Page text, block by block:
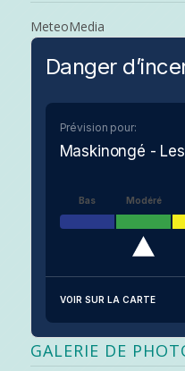
MeteoMedia
Danger
Prévision pour:
Maskinongé -
Bas Modéré
VOIR SUR LA CARTE
GALERIE DE